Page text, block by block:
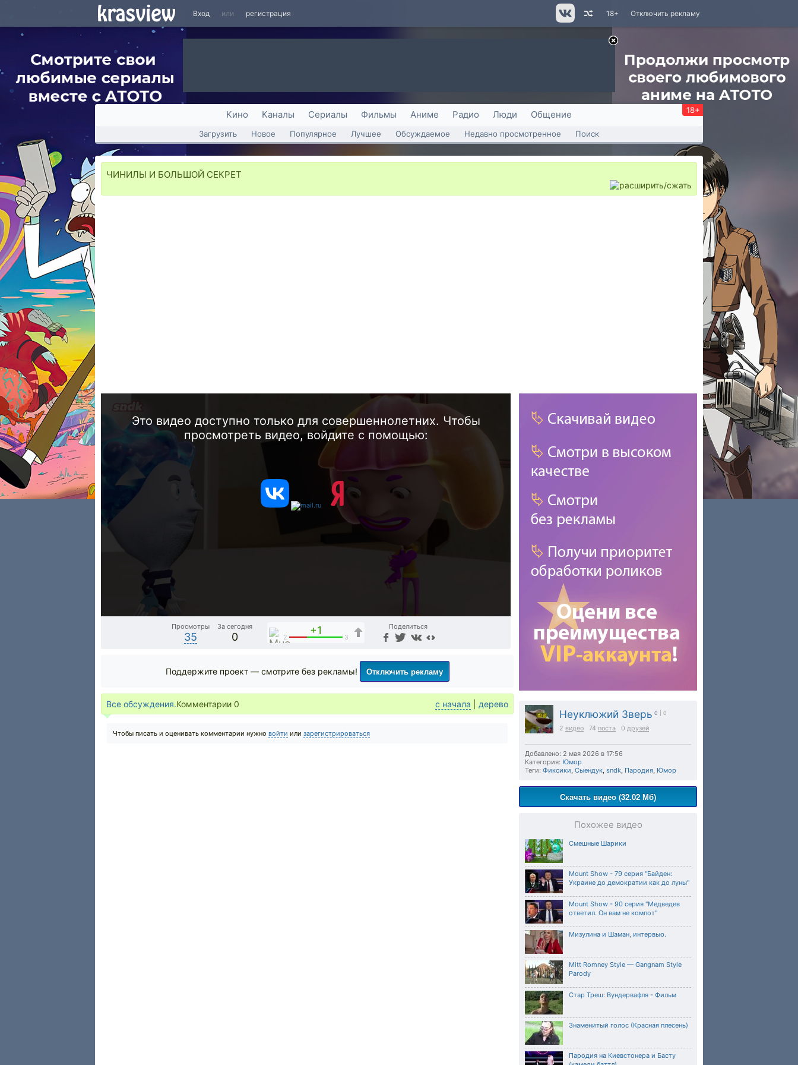
Вход или регистрация Отключить рекламу
18+
Кино Каналы Сериалы Фильмы Аниме Радио Люди Общение 18+
Загрузить Новое Популярное Лучшее Обсуждаемое Недавно просмотренное Поиск
ЧИНИЛЫ И БОЛЬШОЙ СЕКРЕТ
Это видео доступно только для совершеннолетних. Чтобы
просмотреть видео, войдите с помощью:
Просмотры
35
За сегодня
0
+1
2 3
Поделиться
Неуклюжий Зверь 0 | 0
2 видео 74 поста 0 друзей
Добавлено: 2 мая 2026 в 17:56
Категория: Юмор
Теги: Фиксики Сыендук sndk Пародия Юмор
Скачать видео (32.02 Мб)
Похожее видео
Смешные Шарики
Mount Show - 79 серия "Байден:
Украине до демократии как до луны"
Mount Show - 90 серия "Медведев
ответил. Он вам не компот"
Мизулина и Шаман, интервью.
Mitt Romney Style — Gangnam Style
Parody
Стар Треш: Вундервафля - Фильм
Знаменитый голос (Красная плесень)
Пародия на Киевстонера и Басту
Поддержите проект — смотрите без рекламы! Отключить рекламу
Все обсуждения.Комментарии 0 с начала дерево
Чтобы писать и оценивать комментарии нужно войти или зарегистрироваться